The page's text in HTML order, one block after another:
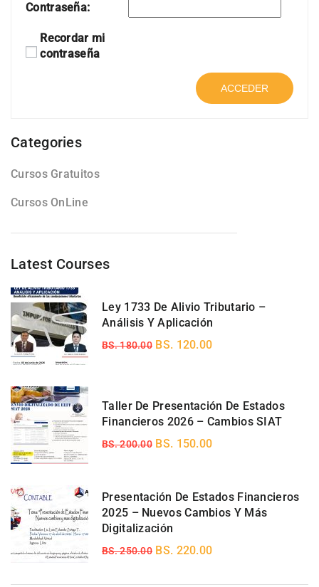
Contraseña:
Recordar mi
contraseña
ACCEDER
Categories
Cursos Gratuitos
Cursos OnLine
Latest Courses
Ley 1733 De Alivio Tributario –
Análisis Y Aplicación
BS. 180.00 BS. 120.00
Taller De Presentación De Estados
Financieros 2026 – Cambios SIAT
BS. 200.00 BS. 150.00
Presentación De Estados Financieros
2025 – Nuevos Cambios Y Más
Digitalización
BS. 250.00 BS. 220.00